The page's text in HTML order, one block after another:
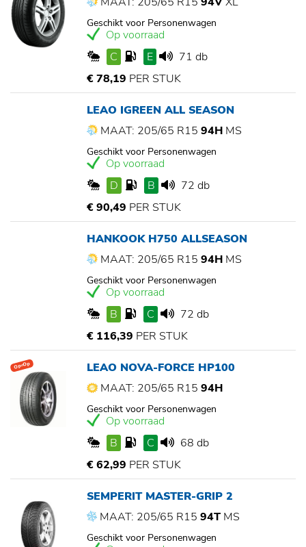
Geschikt voor Personenwagen
Op voorraad
C
E
71 db
€ 78,19 PER STUK
LEAO IGREEN ALL SEASON
MAAT: 205/65 R15 94H MS
Geschikt voor Personenwagen
Op voorraad
D
B
72 db
€ 90,49 PER STUK
HANKOOK H750 ALLSEASON
MAAT: 205/65 R15 94H MS
Geschikt voor Personenwagen
Op voorraad
B
C
72 db
€ 116,39 PER STUK
Op=Op
LEAO NOVA-FORCE HP100
MAAT: 205/65 R15 94H
Geschikt voor Personenwagen
Op voorraad
B
C
68 db
€ 62,99 PER STUK
SEMPERIT MASTER-GRIP 2
MAAT: 205/65 R15 94T MS
Geschikt voor Personenwagen